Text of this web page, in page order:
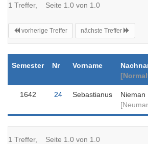
1 Treffer, Seite 1.0 von 1.0
vorherige Treffer nächste Treffer
Semester Nr Vorname
1642 24 Sebastianus
Nieman
1 Treffer, Seite 1.0 von 1.0